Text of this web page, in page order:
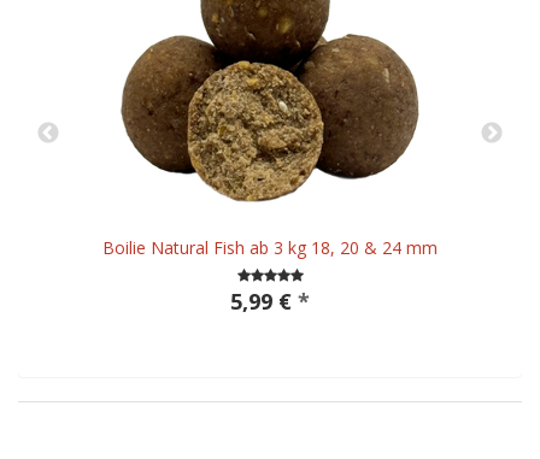
Boilie Natural Fish ab 3 kg 18, 20 & 24 mm
5,99 € *